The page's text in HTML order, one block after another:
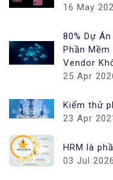
16 May
80% Dự
Phần
Vendor
25 Apr
Kiểm thử
23 Apr
HRM là
03 Jul 2026